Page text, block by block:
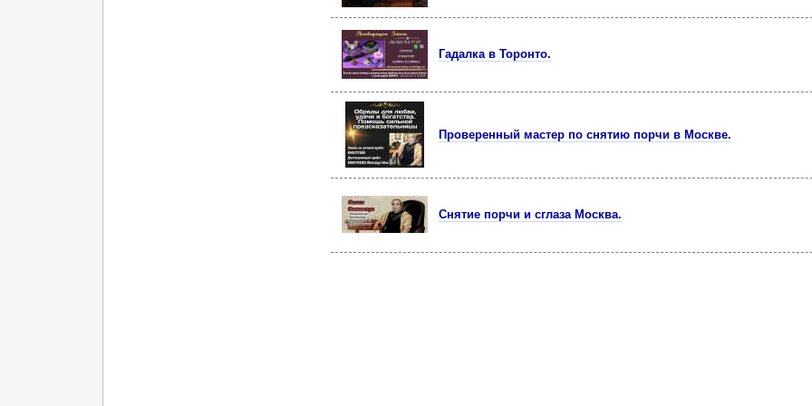
Гадалка в Торонто.
Проверенный мастер по снятию порчи в Москве.
Снятие порчи и сглаза Москва.